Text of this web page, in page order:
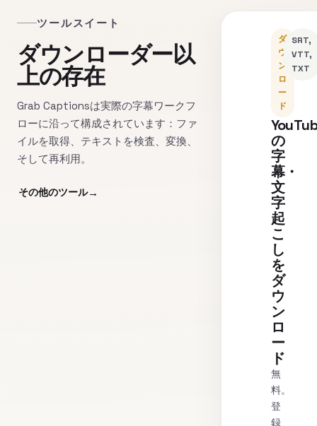
ツールスイート
ダウンローダー以
上の存在
Grab Captionsは実際の字幕ワークフ
ローに沿って構成されています：ファ
イルを取得、テキストを検査、変換、
そして再利用。
その他のツール
ダ
ウ
ン
ロ
ー
ド
の
字
幕・
文
字
起
こ
し
を
ダ
ウ
ン
ロ
ー
ド
無
料。
登
録
SRT,
VTT,
TXT